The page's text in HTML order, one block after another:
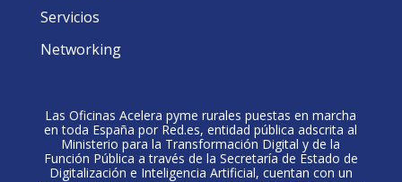
Servicios
Networking
Las Oficinas Acelera pyme rurales puestas en marcha
en toda España por Red.es, entidad pública adscrita al
Ministerio para la Transformación Digital y de la
Función Pública a través de la Secretaría de Estado de
Digitalización e Inteligencia Artificial, cuentan con un